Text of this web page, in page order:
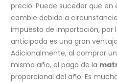
precio. Puede suceder que en
cambie debido a
impuesto de importación, por
anticipada es una gran
Adicionalmente, al comprar
mismo año, el pago de la
proporcional del año. Es